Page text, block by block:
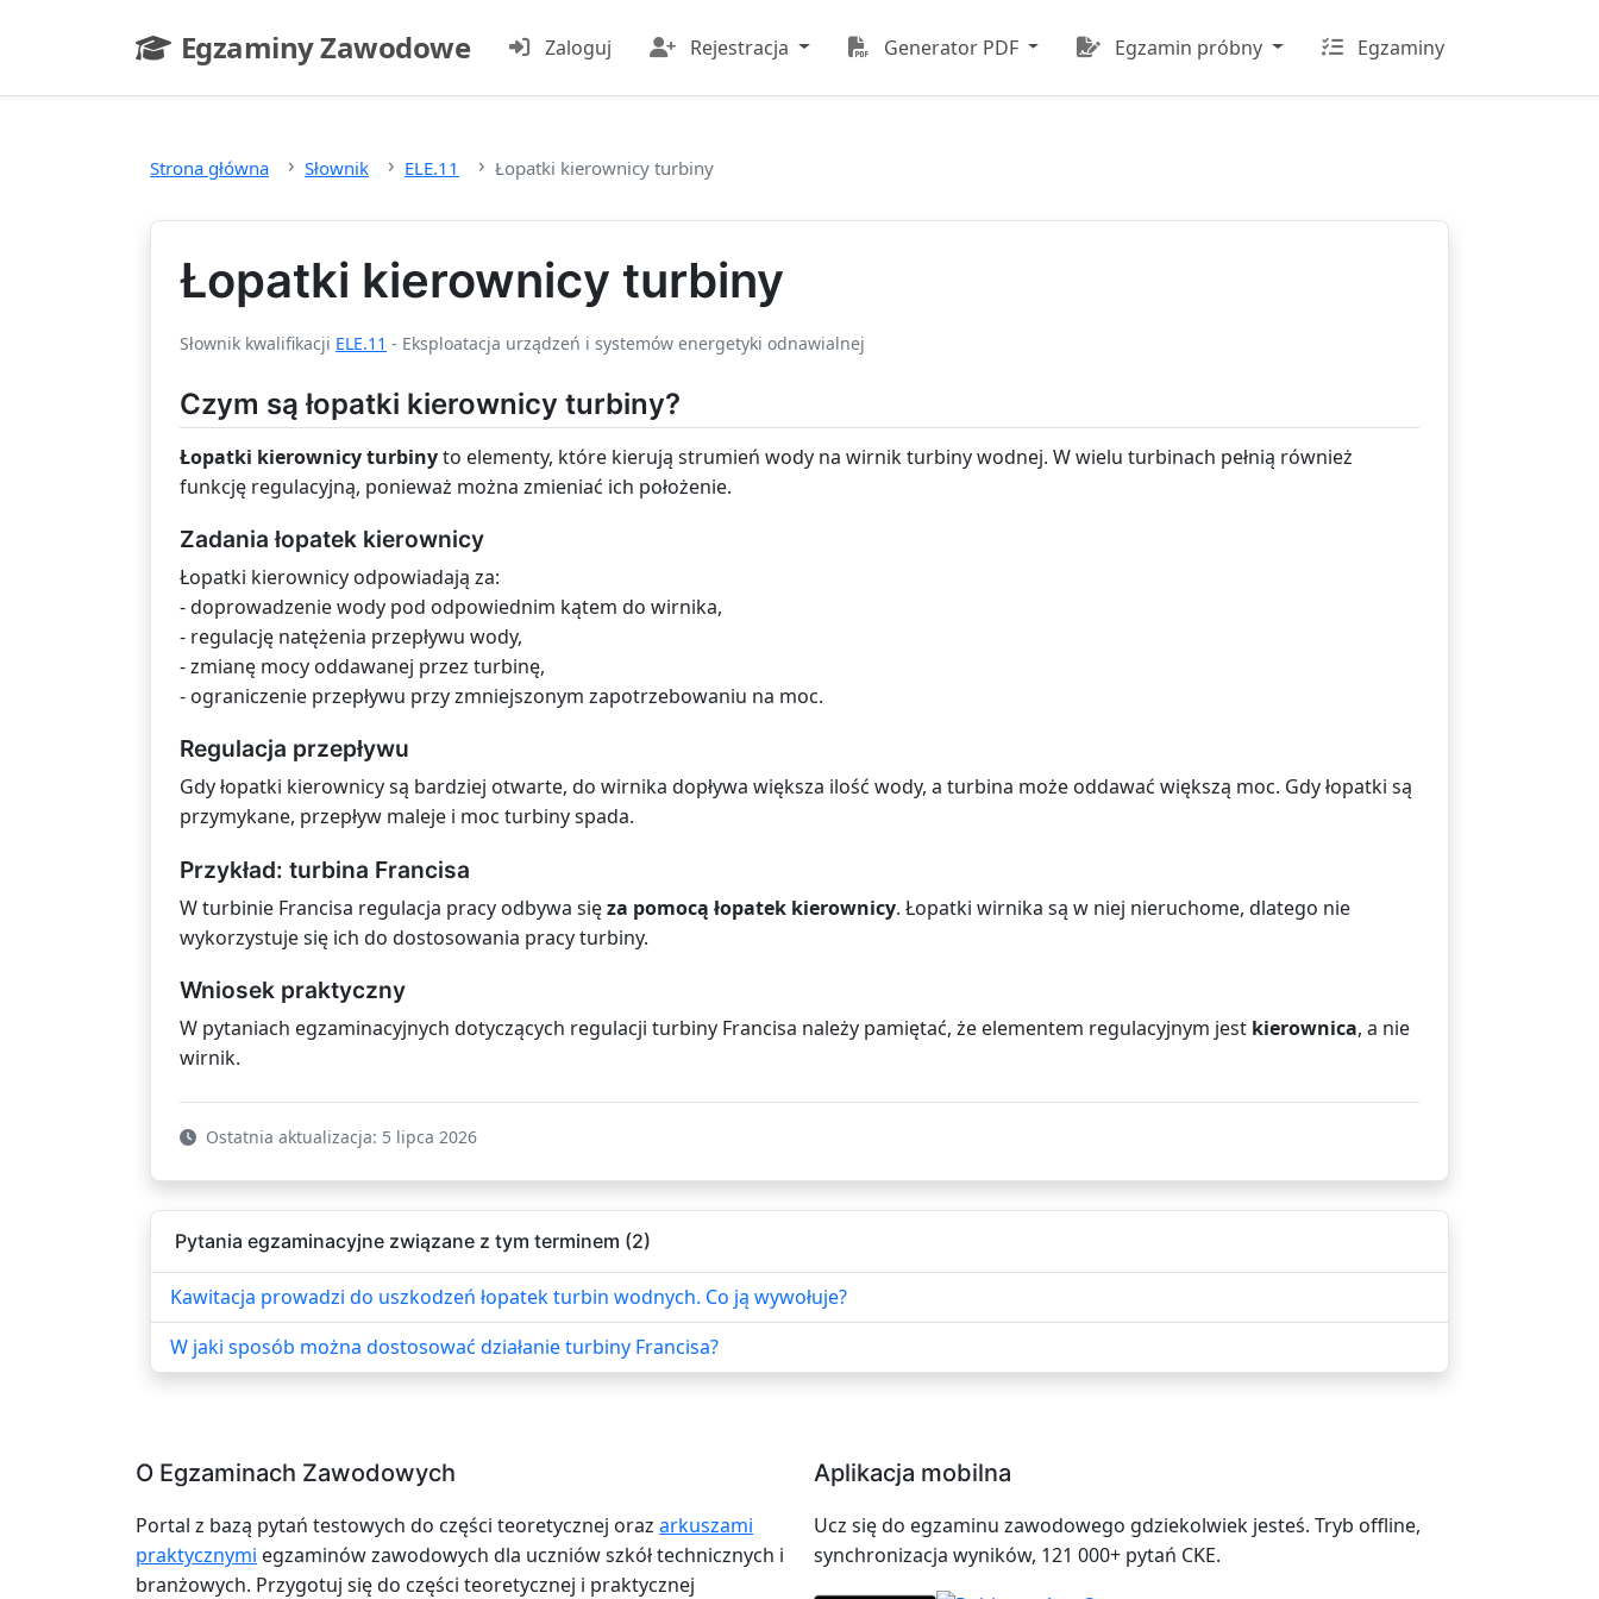
Egzaminy Zawodowe
- strona główna
Zaloguj Rejestracja Generator PDF Egzamin próbny Egzaminy
Strona główna Słownik ELE.11 Łopatki kierownicy turbiny
Łopatki kierownicy turbiny
Słownik kwalifikacji ELE.11 - Eksploatacja urządzeń i systemów energetyki odnawialnej
Czym są łopatki kierownicy turbiny?
Łopatki kierownicy turbinyto elementy, które kierują strumień wody na wirnik turbiny wodnej. W wielu turbinach pełnią również
funkcję regulacyjną, ponieważ można zmieniać ich położenie.
Zadania łopatek kierownicy
Łopatki kierownicy odpowiadają za:
- doprowadzenie wody pod odpowiednim kątem do wirnika,
- regulację natężenia przepływu wody,
- zmianę mocy oddawanej przez turbinę,
- ograniczenie przepływu przy zmniejszonym zapotrzebowaniu na moc.
Regulacja przepływu
Gdy łopatki kierownicy są bardziej otwarte, do wirnika dopływa większa ilość wody, a turbina może oddawać większą moc. Gdy łopatki są
przymykane, przepływ maleje i moc turbiny spada.
Przykład: turbina Francisa
W turbinie Francisa regulacja pracy odbywa sięza pomocą łopatek kierownicy. Łopatki wirnika są w niej nieruchome, dlatego nie
wykorzystuje się ich do dostosowania pracy turbiny.
Wniosek praktyczny
W pytaniach egzaminacyjnych dotyczących regulacji turbiny Francisa należy pamiętać, że elementem regulacyjnym jest kierownica, a nie
wirnik.
Ostatnia aktualizacja: 5 lipca 2026
Pytania egzaminacyjne związane z tym terminem (2)
Kawitacja prowadzi do uszkodzeń łopatek turbin wodnych. Co ją wywołuje?
W jaki sposób można dostosować działanie turbiny Francisa?
O Egzaminach Zawodowych
Portal z bazą pytań testowych do części teoretycznej oraz arkuszami
praktycznymi egzaminów zawodowych dla uczniów szkół technicznych i
branżowych. Przygotuj się do części teoretycznej i praktycznej
Aplikacja mobilna
Ucz się do egzaminu zawodowego gdziekolwiek jesteś. Tryb offline,
synchronizacja wyników, 121 000+ pytań CKE.